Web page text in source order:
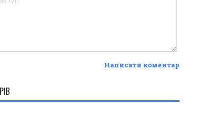
Написати коментар